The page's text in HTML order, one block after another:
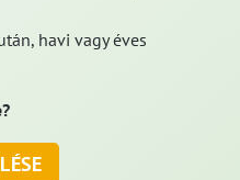
havi vagy éves